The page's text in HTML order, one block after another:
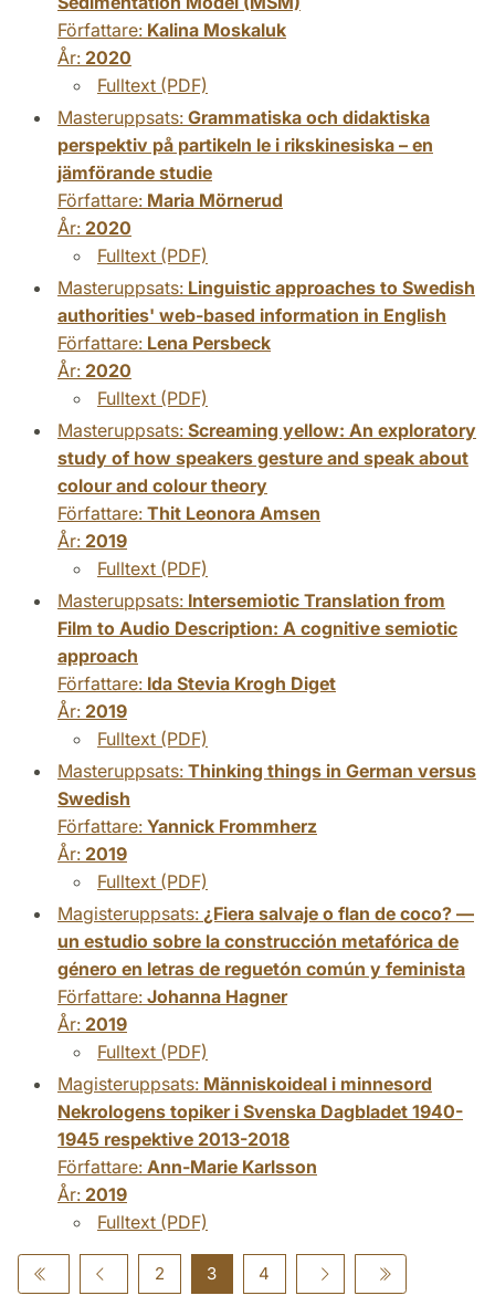
Författare: Kalina Moskaluk
År: 2020
Fulltext (PDF)
Masteruppsats: Grammatiska och didaktiska
perspektiv på partikeln le i rikskinesiska – en
jämförande studie
Författare: Maria Mörnerud
År: 2020
Fulltext (PDF)
Masteruppsats: Linguistic approaches to Swedish
authorities' web-based information in English
Författare: Lena Persbeck
År: 2020
Fulltext (PDF)
Masteruppsats: Screaming yellow: An exploratory
study of how speakers gesture and speak about
colour and colour theory
Författare: Thit Leonora Amsen
År: 2019
Fulltext (PDF)
Masteruppsats: Intersemiotic Translation from
Film to Audio Description: A cognitive semiotic
approach
Författare: Ida Stevia Krogh Diget
År: 2019
Fulltext (PDF)
Masteruppsats: Thinking things in German versus
Swedish
Författare: Yannick Frommherz
År: 2019
Fulltext (PDF)
Magisteruppsats: ¿Fiera salvaje o flan de coco? —
un estudio sobre la construcción metafórica de
género en letras de reguetón común y feminista
Författare: Johanna Hagner
År: 2019
Fulltext (PDF)
Magisteruppsats: Människoideal i minnesord
Nekrologens topiker i Svenska Dagbladet 1940-
1945 respektive 2013-2018
Författare: Ann-Marie Karlsson
År: 2019
Fulltext (PDF)
2 3 4